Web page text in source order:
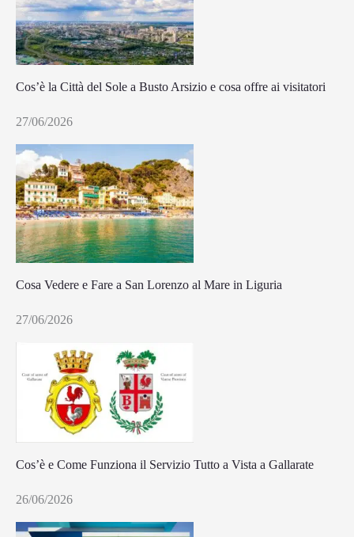
Cos’è la Città del Sole a Busto Arsizio e cosa offre ai visitatori
27/06/2026
Cosa Vedere e Fare a San Lorenzo al Mare in Liguria
27/06/2026
Cos’è e Come Funziona il Servizio Tutto a Vista a Gallarate
26/06/2026